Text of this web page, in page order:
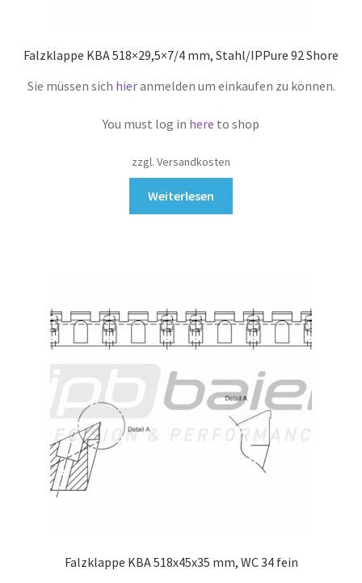
Falzklappe KBA 518×29,5×7/4 mm, Stahl/IPPure 92 Shore
Sie müssen sich hieranmelden um einkaufen zu können.
You must log in here to shop
zzgl. Versandkosten
Weiterlesen
Falzklappe KBA 518x45x35 mm, WC 34 fein